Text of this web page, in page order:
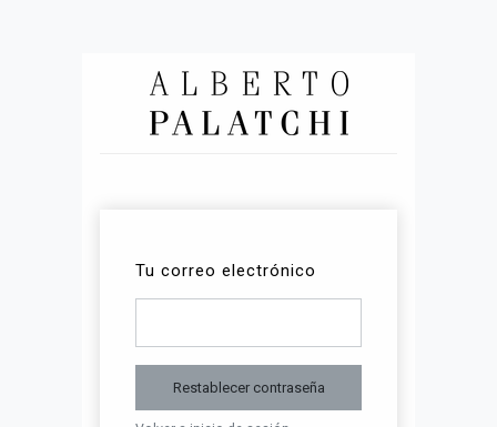
Tu correo electrónico
Restablecer contraseña